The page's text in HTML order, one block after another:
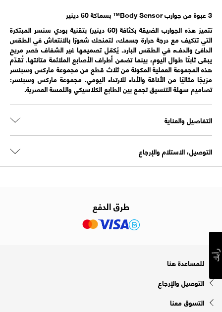
3 عبوة من جوارب Body Sensor™ بسماكة 60 دينير
تتميز هذه الجوارب الضيقة بكثافة (60 دينير) بتقنية بودي سنسر المبتكرة
التي تتكيف مع درجة حرارة جسمك، لتمنحك شعورًا بالانتعاش في الطقس
الدافئ والدفء في الطقس البارد. يُكمّل تصميمها غير الشفاف خصر مريح
يبقى ثابتًا طوال اليوم، بينما تضمن أطراف الأصابع الملائمة متانتها. تُقدّم
هذه المجموعة العملية المكونة من ثلاث قطع من مجموعة ماركس وسبنسر
مزيجًا مثاليًا من الأناقة والأداء للارتداء اليومي. مجموعة ماركس وسبنسر:
تصاميم سهلة التنسيق تجمع بين الطابع الكلاسيكي واللمسة العصرية.
التفاصيل والعناية
التوصيل، الاستلام والإرجاع
طرق الدفع
للمساعدة هنا
التوصيل والإرجاع
التسوق معنا
رأيك